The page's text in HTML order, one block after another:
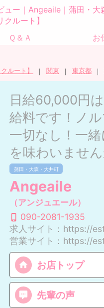
ュー｜Angeaile｜蒲田・
クルート】
Ｑ＆Ａ お
ルート】 関東 東京都
日給60,000円
給料です！ノ
一切なし！一
を味わいません
蒲田・大森・大井町
Angeaile
（アンジュエール）
090-2081-1935
求人サイト
：https://
営業サイト
：https://
お店トップ
先輩の声